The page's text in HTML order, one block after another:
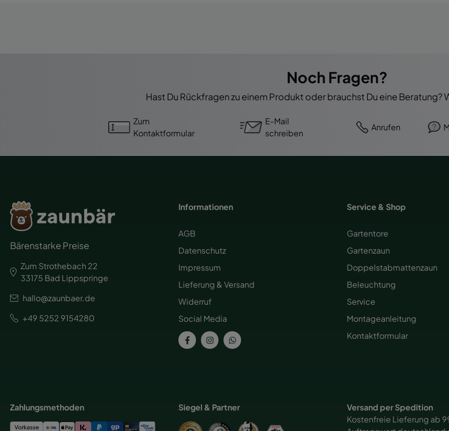
Noch Fragen?
Hast Du Rückfragen zu einem Produkt oder brauchst Du eine Beratung?
Zum
Kontaktformular
E-Mail
schreiben
Anrufen
Bärenstarke Preise
Zum Strothebach 22
33175 Bad Lippspringe
hallo@zaunbaer.de
+49 5252 9154280
Informationen
AGB
Datenschutz
Impressum
Lieferung & Versand
Widerruf
Social Media
Service & Shop
Gartentore
Gartenzaun
Doppelstabmattenzaun
Beleuchtung
Service
Montageanleitung
Kontaktformular
Zahlungsmethoden Siegel & Partner
Versand per Spedition
Kostenfreie Lieferung ab